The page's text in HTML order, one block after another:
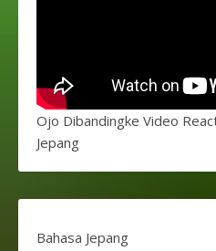
Ojo Dibandingke Video
Jepang
Bahasa Jepang